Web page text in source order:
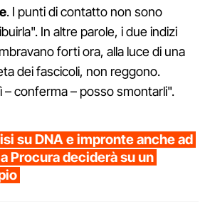
. I punti di contatto non sono
In altre parole, i due indizi
forti ora, alla luce di una
dei fascicoli, non reggono.
– conferma – posso smontarli".
su DNA e impronte anche ad
Procura deciderà su un